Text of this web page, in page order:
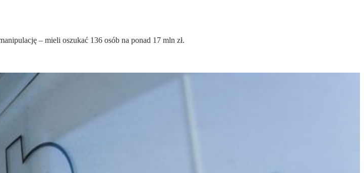
– mieli oszukać 136 osób na ponad 17 mln zł.